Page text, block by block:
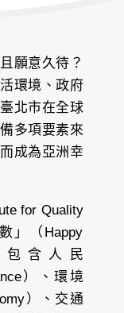
願意久待？
環境、政府
北市在全球
多項要素來
成為亞洲幸
for Quality
」（Happy
包含人民
）、環境
）、交通